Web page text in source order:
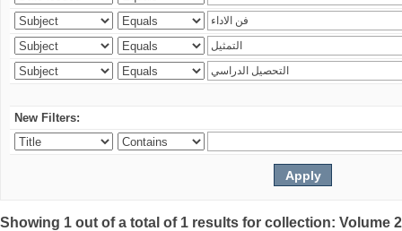
New Filters:
Showing 1 out of a total of 1 results for collection: Volume